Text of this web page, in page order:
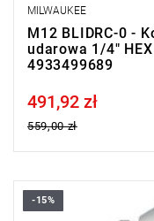
MILWAUKEE
M12 BLIDRC-0 -
udarowa 1/4"
4933499689
Price tax included
491,92 zł
559,00 zł
Kup produkt objęty
-15%